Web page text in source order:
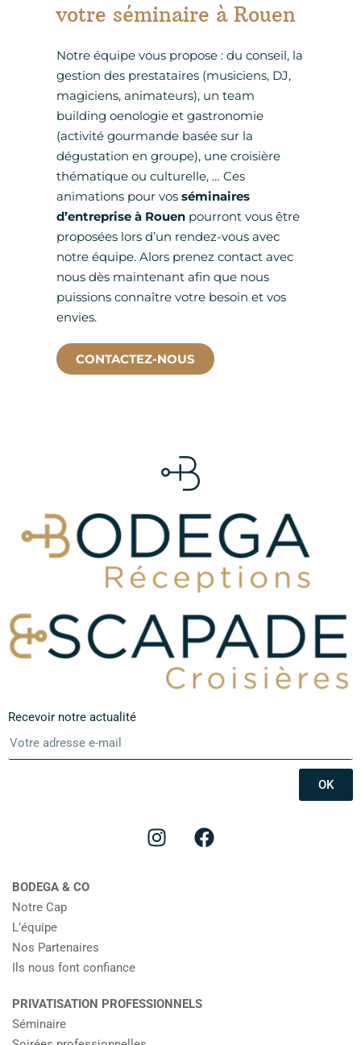
votre séminaire à Rouen
Notre équipe vous propose : du conseil, la
gestion des prestataires (musiciens, DJ,
magiciens, animateurs), un team
building oenologie et gastronomie
(activité gourmande basée sur la
dégustation en groupe), une croisière
thématique ou culturelle, … Ces
animations pour vos séminaires
d’entreprise à Rouen pourront vous être
proposées lors d’un rendez-vous avec
notre équipe. Alors prenez contact avec
nous dès maintenant afin que nous
puissions connaître votre besoin et vos
envies.
CONTACTEZ-NOUS
Recevoir notre actualité
OK
BODEGA & CO
Notre Cap
L’équipe
Nos Partenaires
Ils nous font confiance
PRIVATISATION PROFESSIONNELS
Séminaire